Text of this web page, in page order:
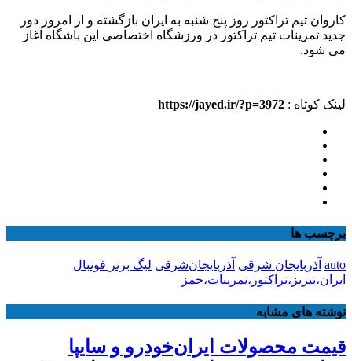
کاروان تیم تراکتور روز پنج شنبه به ایران بازگشته و از امروز دور
جدید تمرینات تیم تراکتور در ورزشگاه اختصاصی این باشگاه آغاز
می شود.
لینک کوتاه : https://jayed.ir/?p=3972
برچسب ها
auto آذربایجان شرقی آذربایجان‌شرقی لیگ برتر فوتبال
ایران،تبریز،تراکتور،تمرینات،خمز
نوشته های مشابه
قیمت محصولات ایران‌خودرو و سایپا